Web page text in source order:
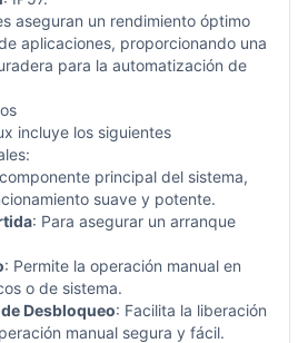
aseguran un rendimiento óptimo
aplicaciones, proporcionando una
para la automatización de
incluye los siguientes
principal del sistema,
suave y potente.
: Para asegurar un arranque
: Permite la operación manual en
o de sistema.
Desbloqueo: Facilita la liberación
manual segura y fácil.